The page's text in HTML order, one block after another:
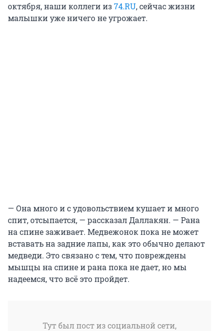
октября, наши коллеги из74.RU, сейчас жизни
малышки уже ничего не угрожает.
— Она много и с удовольствием кушает и много
спит, отсыпается, — рассказал Даллакян. — Рана
на спине заживает. Медвежонок пока не может
вставать на задние лапы, как это обычно делают
медведи. Это связано с тем, что повреждены
мышцы на спине и рана пока не дает, но мы
надеемся, что всё это пройдет.
Тут был пост из социальной сети,